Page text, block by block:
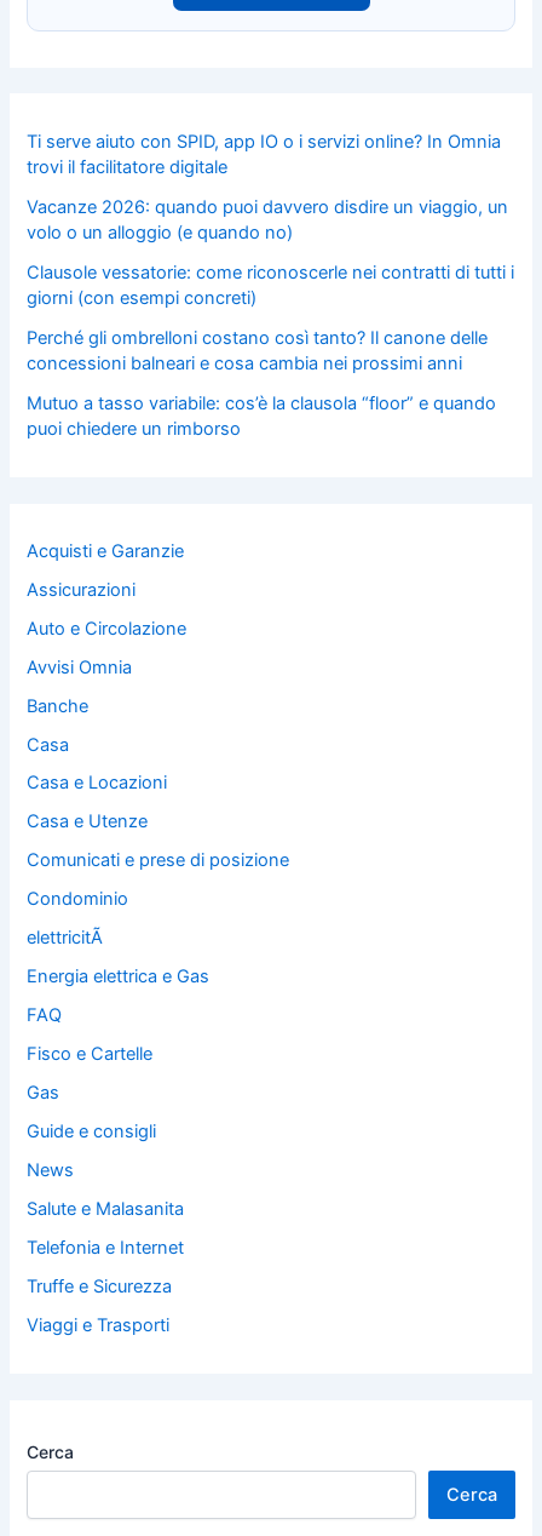
Ti serve aiuto con SPID, app IO o i servizi online? In Omnia
trovi il facilitatore digitale
Vacanze 2026: quando puoi davvero disdire un viaggio, un
volo o un alloggio (e quando no)
Clausole vessatorie: come riconoscerle nei contratti di tutti i
giorni (con esempi concreti)
Perché gli ombrelloni costano così tanto? Il canone delle
concessioni balneari e cosa cambia nei prossimi anni
Mutuo a tasso variabile: cos’è la clausola “floor” e quando
puoi chiedere un rimborso
Acquisti e Garanzie
Assicurazioni
Auto e Circolazione
Avvisi Omnia
Banche
Casa
Casa e Locazioni
Casa e Utenze
Comunicati e prese di posizione
Condominio
elettricitÃ
Energia elettrica e Gas
FAQ
Fisco e Cartelle
Gas
Guide e consigli
News
Salute e Malasanita
Telefonia e Internet
Truffe e Sicurezza
Viaggi e Trasporti
Cerca
Cerca